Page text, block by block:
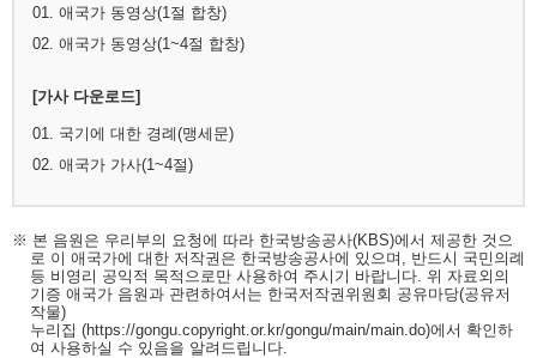
01. 애국가 동영상(1절 합창)
02. 애국가 동영상(1~4절 합창)
[가사 다운로드]
01. 국기에 대한 경례(맹세문)
02. 애국가 가사(1~4절)
※ 본 음원은 우리부의 요청에 따라 한국방송공사(KBS)에서 제공한 것으
로 이 애국가에 대한 저작권은 한국방송공사에 있으며, 반드시 국민의례
등 비영리 공익적 목적으로만 사용하여 주시기 바랍니다. 위 자료외의
기증 애국가 음원과 관련하여서는 한국저작권위원회 공유마당(공유저
작물)
누리집 (https://gongu.copyright.or.kr/gongu/main/main.do)에서 확인하
여 사용하실 수 있음을 알려드립니다.